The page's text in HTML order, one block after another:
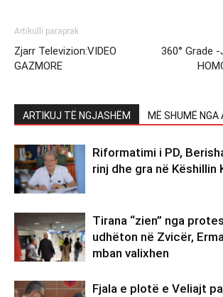
Artikulli paraprak
Zjarr Televizion:VIDEO
GAZMORE
360° Grade
ARTIKUJ TË NGJASHËM MË SHUMË NGA
Riformatimi i PD,
rinj dhe gra në Këshillin
Tirana “zien” nga
udhëton në Zvicër,
mban valixhen
Fjala e plotë e Veliajt